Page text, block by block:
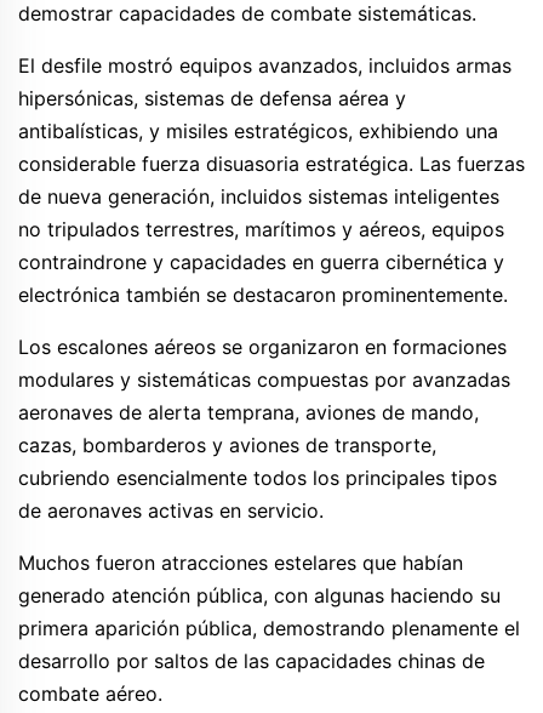
demostrar capacidades de combate sistemáticas.
El desfile mostró equipos avanzados, incluidos armas
hipersónicas, sistemas de defensa aérea y
antibalísticas, y misiles estratégicos, exhibiendo una
considerable fuerza disuasoria estratégica. Las fuerzas
de nueva generación, incluidos sistemas inteligentes
no tripulados terrestres, marítimos y aéreos, equipos
contraindrone y capacidades en guerra cibernética y
electrónica también se destacaron prominentemente.
Los escalones aéreos se organizaron en formaciones
modulares y sistemáticas compuestas por avanzadas
aeronaves de alerta temprana, aviones de mando,
cazas, bombarderos y aviones de transporte,
cubriendo esencialmente todos los principales tipos
de aeronaves activas en servicio.
Muchos fueron atracciones estelares que habían
generado atención pública, con algunas haciendo su
primera aparición pública, demostrando plenamente el
desarrollo por saltos de las capacidades chinas de
combate aéreo.